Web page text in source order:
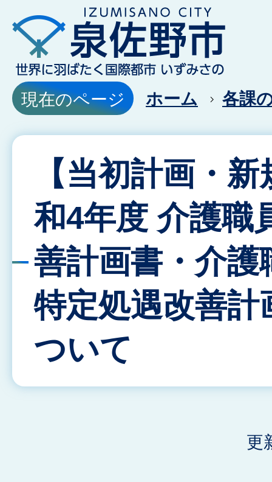
現在のページ ホーム 各課
【当初計画・
和4年度 介護職
善計画書・介護
特定処遇改善計
ついて
更